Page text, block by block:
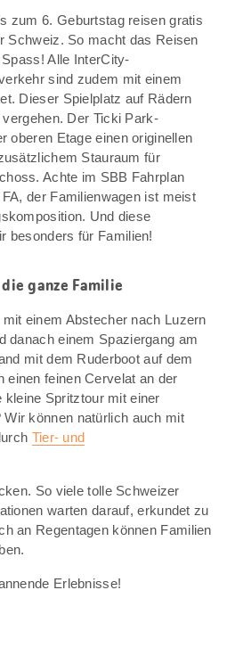
zum 6. Geburtstag reisen gratis
Schweiz. So macht das Reisen
Alle InterCity-
sind zudem mit einem
Dieser Spielplatz auf Rädern
Der Ticki Park-
oberen Etage einen originellen
Stauraum für
Achte im SBB Fahrplan
der Familienwagen ist meist
Und diese
besonders für Familien!
ganze Familie
einem Abstecher nach Luzern
danach einem Spaziergang am
mit dem Ruderboot auf dem
einen feinen Cervelat an der
kleine Spritztour mit einer
Wir können natürlich auch mit
Tier- und
So viele tolle Schweizer
warten darauf, erkundet zu
an Regentagen können Familien
Erlebnisse!